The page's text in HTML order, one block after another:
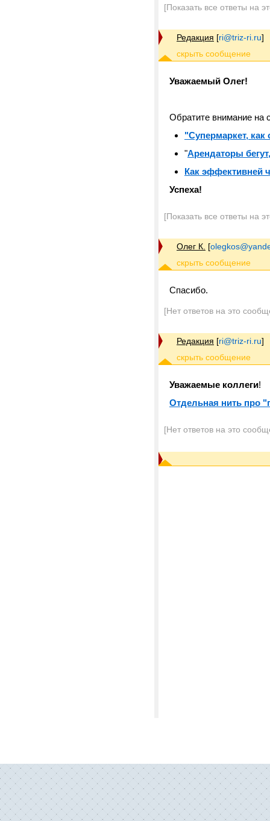
[Показать все ответы на
Редакция [ri@triz-ri.ru]
Уважаемый Олег!
Обратите внимание на
"Супермаркет,
"Арендаторы
Как эффективней
Успеха!
[Показать все ответы на
Олег К. [
Спасибо.
[Нет ответов на это
Редакция [ri@triz-ri.ru]
Уважаемые коллеги!
Отдельная нить про
[Нет ответов на это